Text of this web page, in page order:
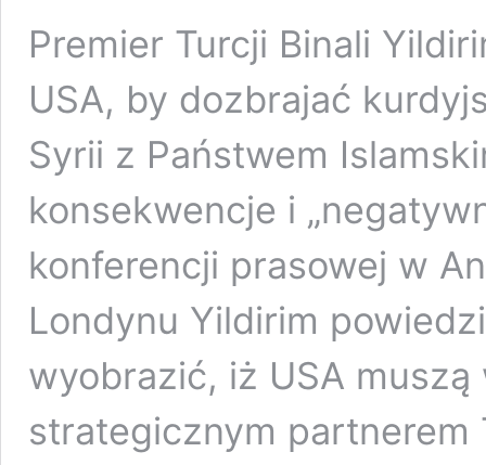
Premier Turcji Binali
USA, by dozbrajać
Syrii z Państwem
konsekwencje i
konferencji prasowej w
Londynu Yildirim
wyobrazić, iż USA
strategicznym